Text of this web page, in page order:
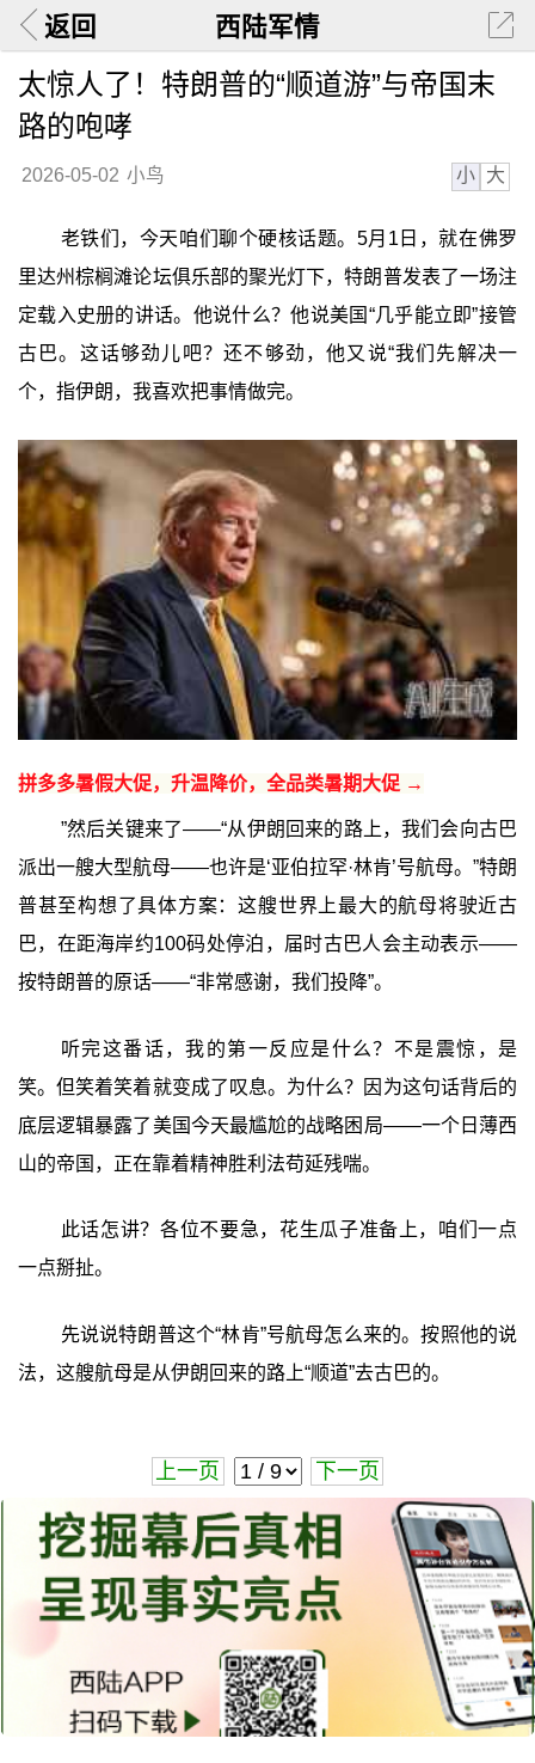
返回 西陆军情
太惊人了！特朗普的“顺道游”与帝国末
路的咆哮
2026-05-02 小鸟 小 大
老铁们，今天咱们聊个硬核话题。5月1日，就在佛罗
里达州棕榈滩论坛俱乐部的聚光灯下，特朗普发表了一场注
定载入史册的讲话。他说什么？他说美国“几乎能立即”接管
古巴。这话够劲儿吧？还不够劲，他又说“我们先解决一
个，指伊朗，我喜欢把事情做完。
拼多多暑假大促，升温降价，全品类暑期大促 →
”然后关键来了——“从伊朗回来的路上，我们会向古巴
派出一艘大型航母——也许是‘亚伯拉罕·林肯’号航母。”特朗
普甚至构想了具体方案：这艘世界上最大的航母将驶近古
巴，在距海岸约100码处停泊，届时古巴人会主动表示——
按特朗普的原话——“非常感谢，我们投降”。
听完这番话，我的第一反应是什么？不是震惊，是
笑。但笑着笑着就变成了叹息。为什么？因为这句话背后的
底层逻辑暴露了美国今天最尴尬的战略困局——一个日薄西
山的帝国，正在靠着精神胜利法苟延残喘。
此话怎讲？各位不要急，花生瓜子准备上，咱们一点
一点掰扯。
先说说特朗普这个“林肯”号航母怎么来的。按照他的说
法，这艘航母是从伊朗回来的路上“顺道”去古巴的。
上一页 下一页